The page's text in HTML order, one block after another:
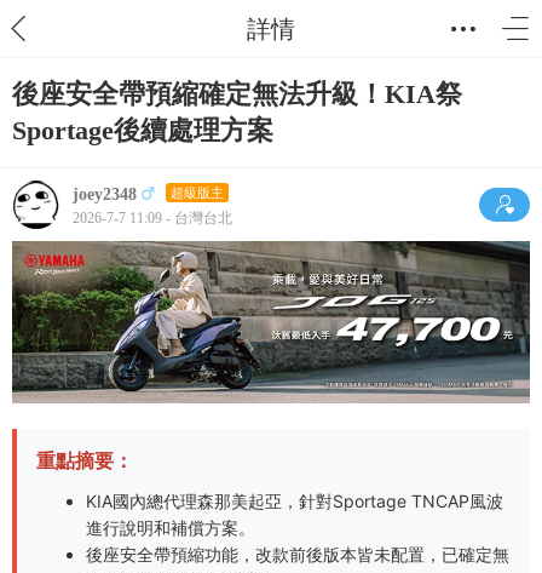
詳情
後座安全帶預縮確定無法升級！KIA祭
Sportage後續處理方案
joey2348 超級版主
2026-7-7 11:09 - 台灣台北
重點摘要：
KIA國內總代理森那美起亞，針對Sportage TNCAP風波
進行說明和補償方案。
後座安全帶預縮功能，改款前後版本皆未配置，已確定無